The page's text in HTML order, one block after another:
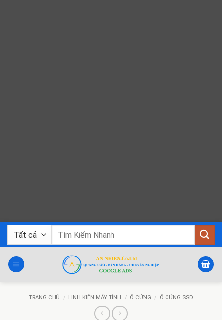
Bỏ
dung
Tìm
TRANG CHỦ / LINH KIỆN MÁY TÍNH / Ổ CỨNG / Ổ CỨNG SSD